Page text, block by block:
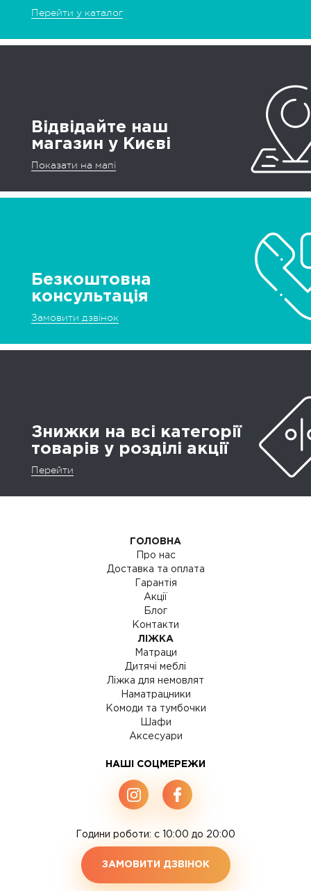
Перейти у каталог
Відвідайте наш
магазин у Києві
Показати на мапі
Безкоштовна
консультація
Замовити дзвінок
Знижки на всі категорії
товарів у розділі акції
Перейти
ГОЛОВНА
Про нас
Доставка та оплата
Гарантія
Акції
Блог
Контакти
ЛІЖКА
Матраци
Дитячі меблі
Ліжка для немовлят
Наматрацники
Комоди та тумбочки
Шафи
Аксесуари
НАШІ СОЦМЕРЕЖИ
Години роботи: c 10:00 до 20:00
ЗАМОВИТИ ДЗВІНОК